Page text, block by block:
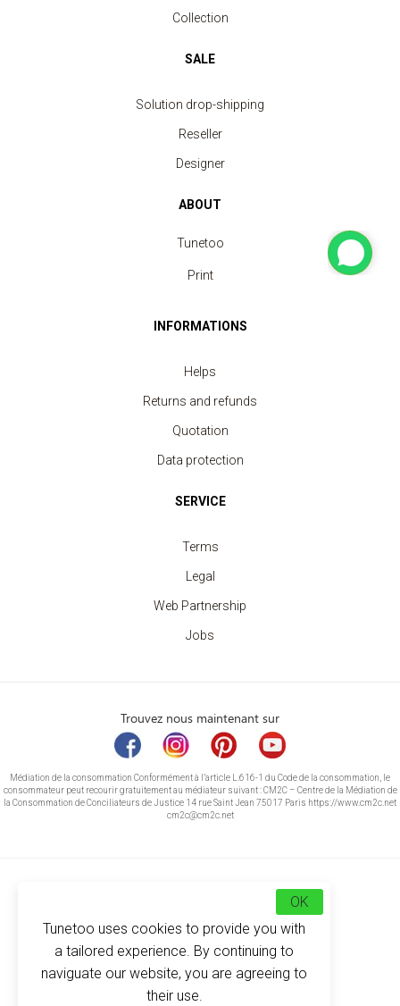
Collection
SALE
Solution drop-shipping
Reseller
Designer
ABOUT
Tunetoo
Print
INFORMATIONS
Helps
Returns and refunds
Quotation
Data protection
SERVICE
Terms
Legal
Web Partnership
Jobs
Trouvez nous maintenant sur
Médiation de la consommation Conformément à l’article L.616-1 du Code de la consommation, le
consommateur peut recourir gratuitement au médiateur suivant : CM2C – Centre de la Médiation de
la Consommation de Conciliateurs de Justice 14 rue Saint Jean 75017 Paris https://www.cm2c.net
cm2c@cm2c.net
© Copyright 2026
Tunetoo uses cookies to provide you with
a tailored experience. By continuing to
naviguate our website, you are agreeing to
their use.
OK